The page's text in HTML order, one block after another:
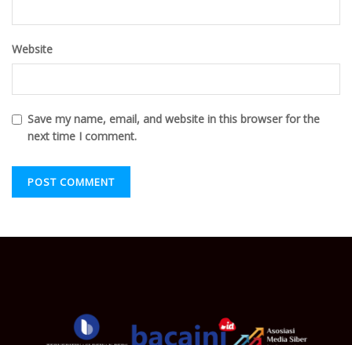
Website
Save my name, email, and website in this browser for the
next time I comment.